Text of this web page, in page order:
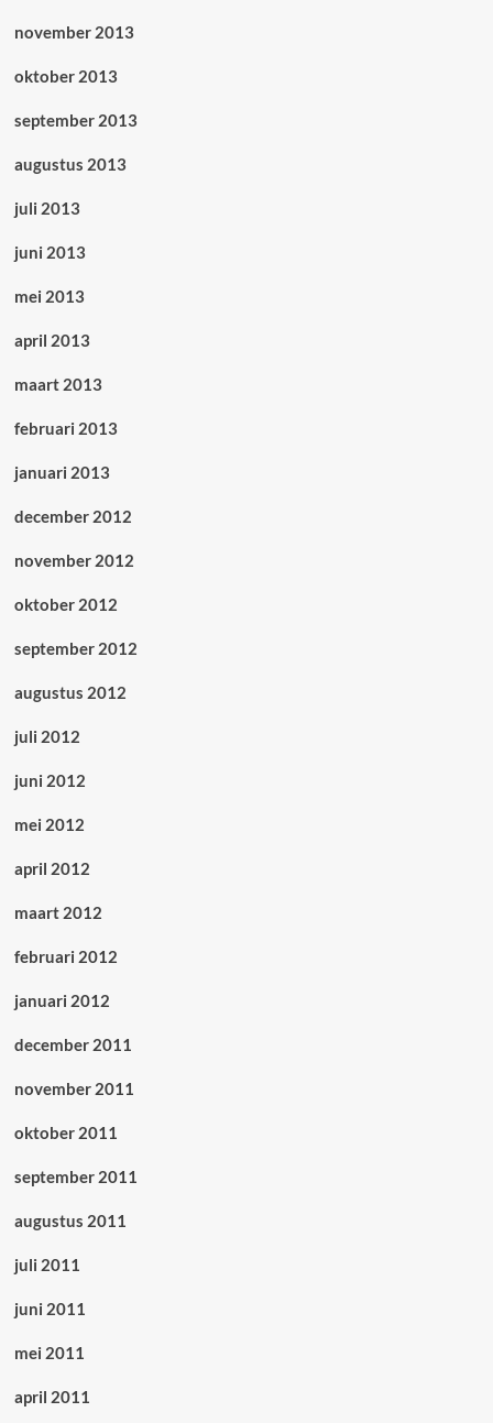
november 2013
oktober 2013
september 2013
augustus 2013
juli 2013
juni 2013
mei 2013
april 2013
maart 2013
februari 2013
januari 2013
december 2012
november 2012
oktober 2012
september 2012
augustus 2012
juli 2012
juni 2012
mei 2012
april 2012
maart 2012
februari 2012
januari 2012
december 2011
november 2011
oktober 2011
september 2011
augustus 2011
juli 2011
juni 2011
mei 2011
april 2011